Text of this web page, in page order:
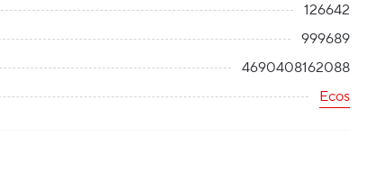
126642
999689
4690408162088
Ecos